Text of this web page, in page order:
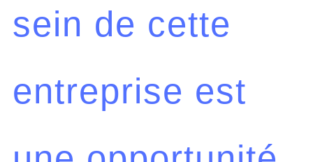
sein de cette
entreprise est